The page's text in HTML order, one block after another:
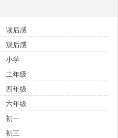
读后感
观后感
小学
二年级
四年级
六年级
初一
初三